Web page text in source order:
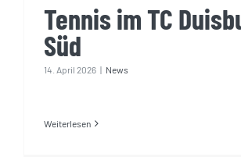
Tennis im TC
Süd
14. April 2026 | News
Weiterlesen